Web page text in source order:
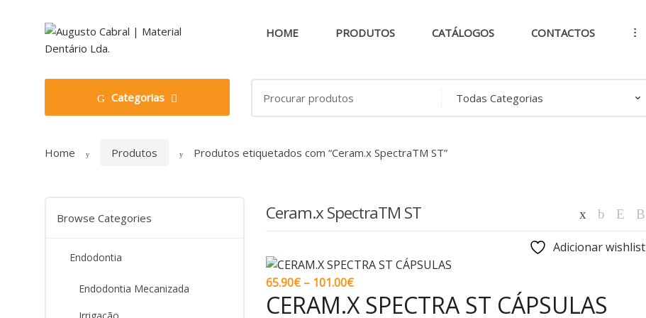
navigation
HOME PRODUTOS CATÁLOGOS CONTACTOS ...
Categorias
for:
Home Produtos Produtos etiquetados com “Ceram.x SpectraTM ST”
Ceram.x SpectraTM ST
Adicionar wishlist
65.90€ – 101.00€Price
range:
CERAM.X SPECTRA ST CÁPSULAS
Browse Categories
Endodontia
Endodontia Mecanizada